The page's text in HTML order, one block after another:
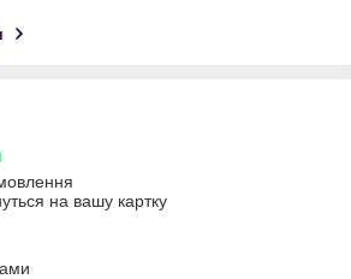
на вашу картку